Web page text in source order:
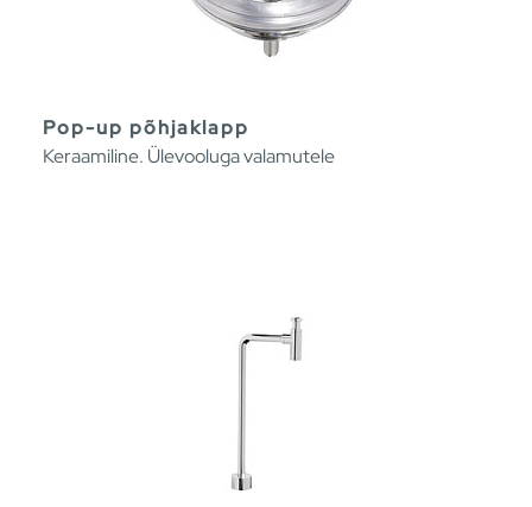
Pop-up põhjaklapp
Keraamiline. Ülevooluga valamutele